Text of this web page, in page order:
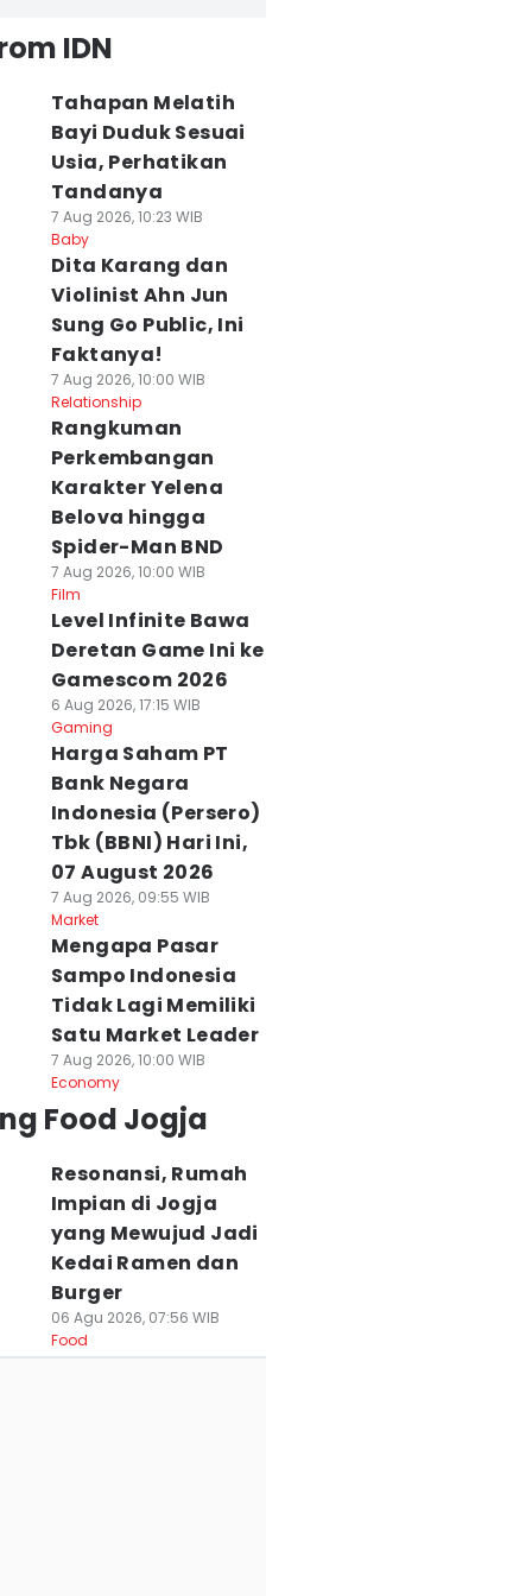
IDN
Tahapan Melatih
Bayi Duduk Sesuai
Usia, Perhatikan
Tandanya
7 Aug 2026, 10:23 WIB
Baby
Dita Karang dan
Violinist Ahn Jun
Sung Go Public, Ini
Faktanya!
7 Aug 2026, 10:00 WIB
Relationship
Rangkuman
Perkembangan
Karakter Yelena
Belova hingga
Spider-Man BND
7 Aug 2026, 10:00 WIB
Film
Level Infinite Bawa
Deretan Game Ini ke
Gamescom 2026
6 Aug 2026, 17:15 WIB
Gaming
Harga Saham PT
Bank Negara
Indonesia (Persero)
Tbk (BBNI) Hari Ini,
07 August 2026
7 Aug 2026, 09:55 WIB
Market
Mengapa Pasar
Sampo Indonesia
Tidak Lagi Memiliki
Satu Market Leader
7 Aug 2026, 10:00 WIB
Economy
Food Jogja
Resonansi, Rumah
Impian di Jogja
yang Mewujud Jadi
Kedai Ramen dan
Burger
06 Agu 2026, 07:56 WIB
Food